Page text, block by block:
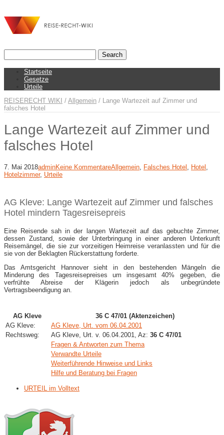
Startseite
Gesetze
Urteile
REISERECHT WIKI / Allgemein / Lange Wartezeit auf Zimmer und
falsches Hotel
Lange Wartezeit auf Zimmer und
falsches Hotel
7. Mai 2018adminKeine KommentareAllgemein Falsches Hotel Hotel
Hotelzimmer, Urteile
AG Kleve: Lange Wartezeit auf Zimmer und falsches
Hotel mindern Tagesreisepreis
Eine Reisende sah in der langen Wartezeit auf das gebuchte Zimmer,
dessen Zustand, sowie der Unterbringung in einer anderen Unterkunft
Reisemängel, die sie zur vorzeitigen Heimreise veranlassten und für die
sie von der Beklagten Rückerstattung forderte.
Das Amtsgericht Hannover sieht in den bestehenden Mängeln die
Minderung des Tagesreisepreises um insgesamt 40% gegeben, die
verfrühte Abreise der Klägerin jedoch als unbegründete
Vertragsbeendigung an.
AG Kleve
36 C 47/01 (Aktenzeichen)
AG Kleve:
AG Kleve, Urt. vom 06.04.2001
Rechtsweg:
AG Kleve, Urt. v. 06.04.2001, Az: 36 C 47/01
Fragen & Antworten zum Thema
Verwandte Urteile
Weiterführende Hinweise und Links
Hilfe und Beratung bei Fragen
URTEIL im Volltext